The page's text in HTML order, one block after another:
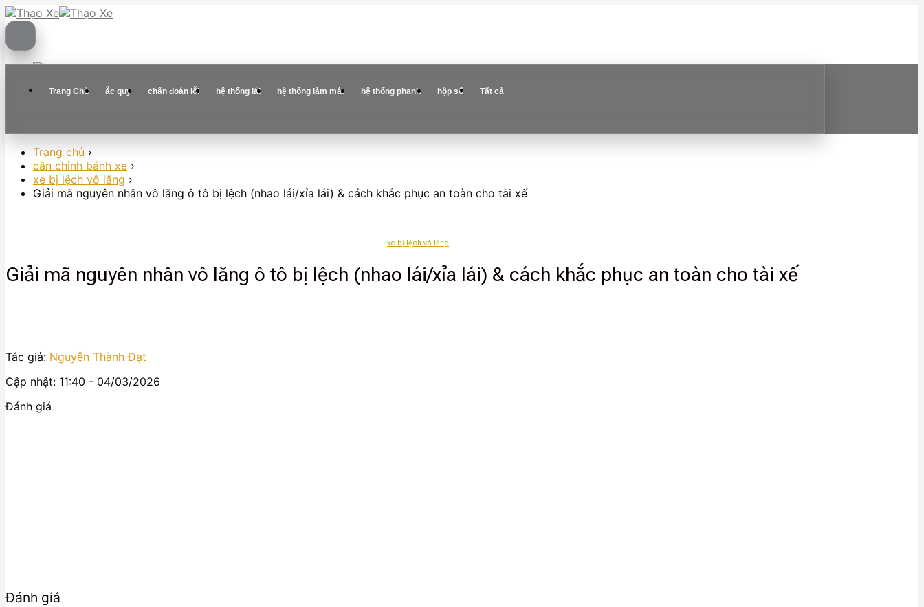
Skip
to
Trang Chủ ắc quy chẩn đoán lỗi hệ thống lái hệ thống làm mát hệ thống phanh hộp số Tất cả
Trang chủ ›
cân chỉnh bánh xe ›
xe bị lệch vô lăng ›
Giải mã nguyên nhân vô lăng ô tô bị lệch (nhao lái/xỉa lái) & cách khắc phục an toàn cho tài xế
xe bị lệch vô lăng
Giải mã nguyên nhân vô lăng ô tô bị lệch (nhao lái/xỉa lái) & cách khắc phục an toàn cho tài xế
Tác giả: Nguyễn Thành Đạt
Cập nhật: 11:40 - 04/03/2026
Đánh giá
Đánh giá